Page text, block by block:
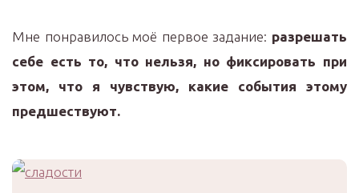
Мне понравилось моё первое задание: разрешать
себе есть то, что нельзя, но фиксировать при
этом, что я чувствую, какие события этому
предшествуют.